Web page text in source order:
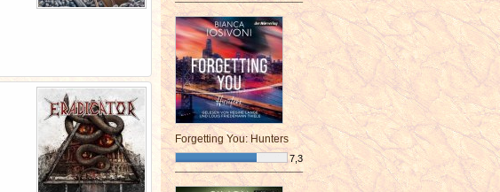
¯¯¯¯¯¯¯¯¯¯¯¯¯¯¯¯¯¯¯¯¯¯¯¯
Forgetting You: Hunters
7,3
¯¯¯¯¯¯¯¯¯¯¯¯¯¯¯¯¯¯¯¯¯¯¯¯